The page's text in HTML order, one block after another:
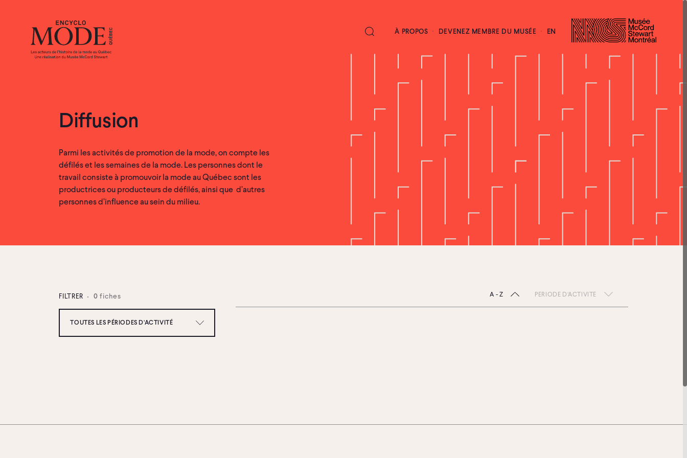
À PROPOS DEVENEZ MEMBRE DU MUSÉE EN
Diffusion
Parmi les activités de promotion de la mode, on compte les
défilés et les semaines de la mode. Les personnes dont le
travail consiste à promouvoir la mode au Québec sont les
productrices ou producteurs de défilés, ainsi que d’autres
personnes d’influence au sein du milieu.
FILTRER 0 fiches
TOUTES LES PÉRIODES D’ACTIVITÉ
A - Z PÉRIODE D’ACTIVITÉ